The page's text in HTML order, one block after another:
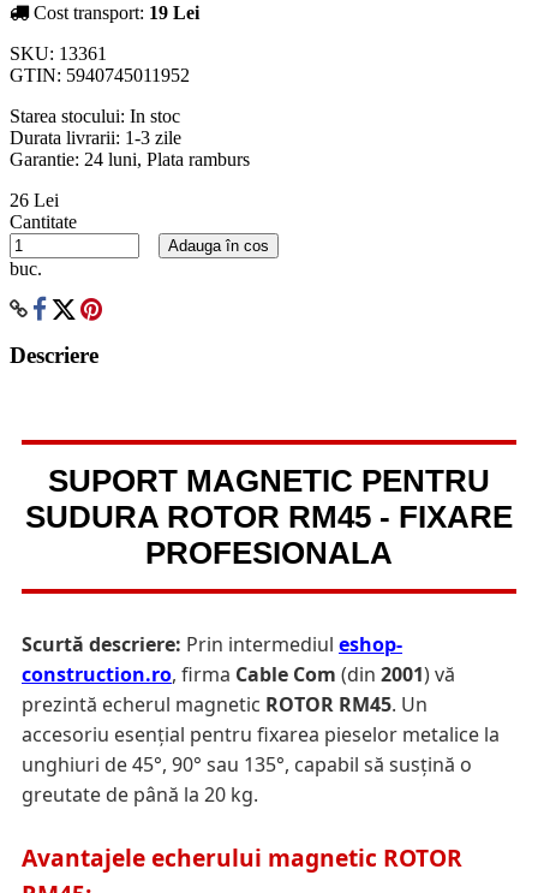
Cost transport: 19 Lei
SKU: 13361
GTIN: 5940745011952
Starea stocului: In stoc
Durata livrarii: 1-3 zile
Garantie: 24 luni, Plata ramburs
26 Lei
Cantitate
buc.
Adauga în cos
Descriere
SUPORT MAGNETIC PENTRU
SUDURA ROTOR RM45 - FIXARE
PROFESIONALA
Scurtă descriere: Prin intermediul eshop-
construction.ro, firma Cable Com (din 2001) vă
prezintă echerul magnetic ROTOR RM45. Un
accesoriu esențial pentru fixarea pieselor metalice la
unghiuri de 45°, 90° sau 135°, capabil să susțină o
greutate de până la 20 kg.
Avantajele echerului magnetic ROTOR